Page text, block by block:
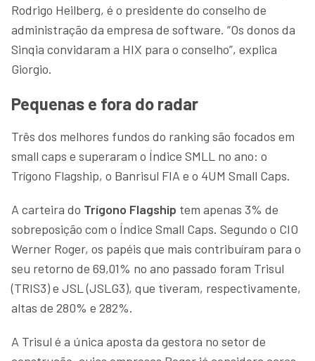
Rodrigo Heilberg, é o presidente do conselho de
administração da empresa de software. “Os donos da
Sinqia convidaram a HIX para o conselho”, explica
Giorgio.
Pequenas e fora do radar
Três dos melhores fundos do ranking são focados em
small caps e superaram o Índice SMLL no ano: o
Trígono Flagship, o Banrisul FIA e o 4UM Small Caps.
A carteira do Trígono Flagship tem apenas 3% de
sobreposição com o Índice Small Caps. Segundo o CIO
Werner Roger, os papéis que mais contribuíram para o
seu retorno de 69,01% no ano passado foram Trisul
(TRIS3) e JSL (JSLG3), que tiveram, respectivamente,
altas de 280% e 282%.
A Trisul é a única aposta da gestora no setor de